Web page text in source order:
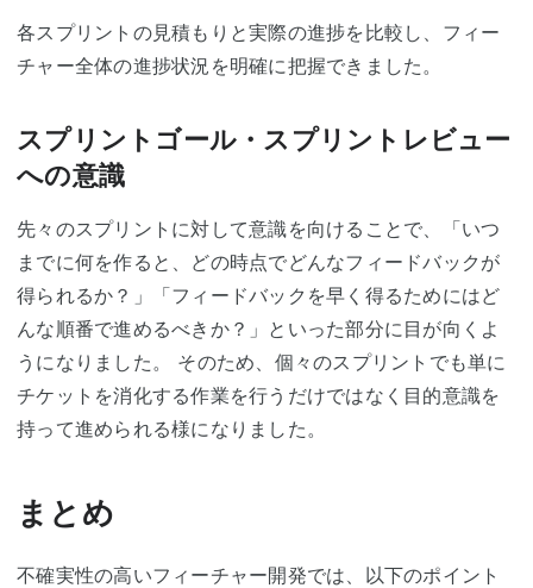
各スプリントの見積もりと実際の進捗を比較し、フィー
チャー全体の進捗状況を明確に把握できました。
スプリントゴール・スプリントレビュー
への意識
先々のスプリントに対して意識を向けることで、「いつ
までに何を作ると、どの時点でどんなフィードバックが
得られるか？」「フィードバックを早く得るためにはど
んな順番で進めるべきか？」といった部分に目が向くよ
うになりました。 そのため、個々のスプリントでも単に
チケットを消化する作業を行うだけではなく目的意識を
持って進められる様になりました。
まとめ
不確実性の高いフィーチャー開発では、以下のポイント